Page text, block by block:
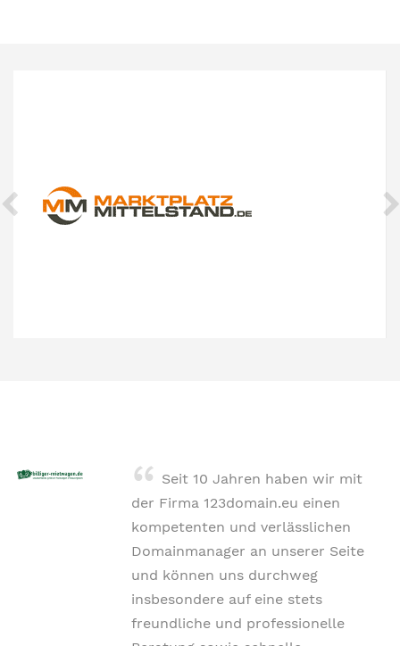
Seit 10 Jahren haben wir mit
der Firma 123domain.eu einen
kompetenten und verlässlichen
Domainmanager an unserer Seite
und können uns durchweg
insbesondere auf eine stets
freundliche und professionelle